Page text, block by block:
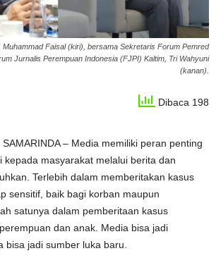
Muhammad Faisal (kiri), bersama Sekretaris Forum Pemred
Jurnalis Perempuan Indonesia (FJPI) Kaltim, Tri Wahyuni
(kanan).
Dibaca 198
– Media memiliki peran penting
kepada masyarakat melalui berita dan
Terlebih dalam memberitakan kasus
sensitif, baik bagi korban maupun
satunya dalam pemberitaan kasus
dan anak. Media bisa jadi
bisa jadi sumber luka baru.